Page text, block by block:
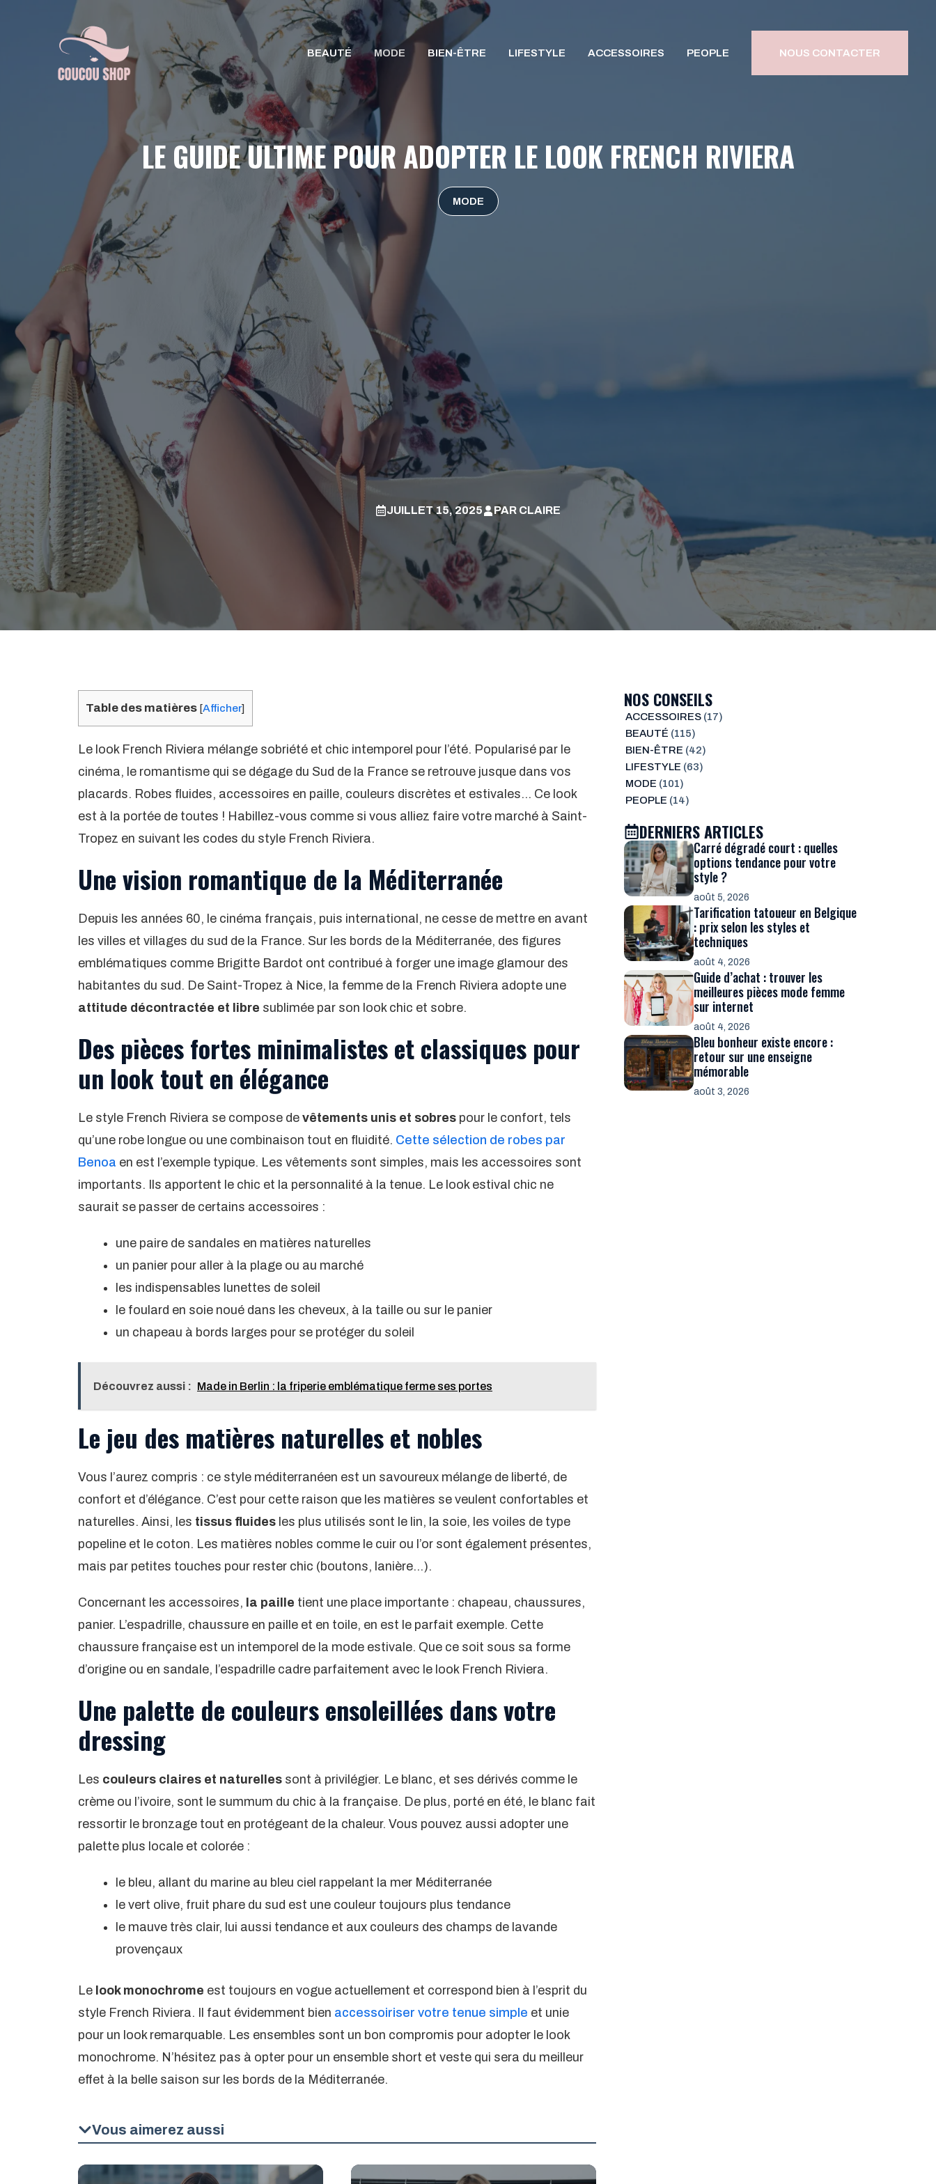
BEAUTÉ MODE BIEN-ÊTRE LIFESTYLE ACCESSOIRES PEOPLE NOUS CONTACTER
LE GUIDE ULTIME POUR ADOPTER LE LOOK FRENCH RIVIERA
MODE
JUILLET 15, 2025 PAR CLAIRE
Table des matières [Afficher]
Le look French Riviera mélange sobriété et chic intemporel pour l’été. Popularisé par le
cinéma, le romantisme qui se dégage du Sud de la France se retrouve jusque dans vos
placards. Robes fluides, accessoires en paille, couleurs discrètes et estivales… Ce look
est à la portée de toutes ! Habillez-vous comme si vous alliez faire votre marché à Saint-
Tropez en suivant les codes du style French Riviera.
Une vision romantique de la Méditerranée
Depuis les années 60, le cinéma français, puis international, ne cesse de mettre en avant
les villes et villages du sud de la France. Sur les bords de la Méditerranée, des figures
emblématiques comme Brigitte Bardot ont contribué à forger une image glamour des
habitantes du sud. De Saint-Tropez à Nice, la femme de la French Riviera adopte une
attitude décontractée et libre sublimée par son look chic et sobre.
Des pièces fortes minimalistes et classiques pour
un look tout en élégance
Le style French Riviera se compose de vêtements unis et sobres pour le confort, tels
qu’une robe longue ou une combinaison tout en fluidité. Cette sélection de robes par
Benoa en est l’exemple typique. Les vêtements sont simples, mais les accessoires sont
importants. Ils apportent le chic et la personnalité à la tenue. Le look estival chic ne
saurait se passer de certains accessoires :
une paire de sandales en matières naturelles
un panier pour aller à la plage ou au marché
les indispensables lunettes de soleil
le foulard en soie noué dans les cheveux, à la taille ou sur le panier
un chapeau à bords larges pour se protéger du soleil
Découvrez aussi : Made in Berlin : la friperie emblématique ferme ses portes
Le jeu des matières naturelles et nobles
Vous l’aurez compris : ce style méditerranéen est un savoureux mélange de liberté, de
confort et d’élégance. C’est pour cette raison que les matières se veulent confortables et
naturelles. Ainsi, les tissus fluides les plus utilisés sont le lin, la soie, les voiles de type
popeline et le coton. Les matières nobles comme le cuir ou l’or sont également présentes,
mais par petites touches pour rester chic (boutons, lanière…).
Concernant les accessoires, la paille tient une place importante : chapeau, chaussures,
panier. L’espadrille, chaussure en paille et en toile, en est le parfait exemple. Cette
chaussure française est un intemporel de la mode estivale. Que ce soit sous sa forme
d’origine ou en sandale, l’espadrille cadre parfaitement avec le look French Riviera.
Une palette de couleurs ensoleillées dans votre
dressing
Les couleurs claires et naturelles sont à privilégier. Le blanc, et ses dérivés comme le
crème ou l’ivoire, sont le summum du chic à la française. De plus, porté en été, le blanc fait
ressortir le bronzage tout en protégeant de la chaleur. Vous pouvez aussi adopter une
palette plus locale et colorée :
le bleu, allant du marine au bleu ciel rappelant la mer Méditerranée
le vert olive, fruit phare du sud est une couleur toujours plus tendance
le mauve très clair, lui aussi tendance et aux couleurs des champs de lavande
provençaux
Le look monochrome est toujours en vogue actuellement et correspond bien à l’esprit du
style French Riviera. Il faut évidemment bien accessoiriser votre tenue simple et unie
pour un look remarquable. Les ensembles sont un bon compromis pour adopter le look
monochrome. N’hésitez pas à opter pour un ensemble short et veste qui sera du meilleur
effet à la belle saison sur les bords de la Méditerranée.
Vous aimerez aussi
NOS CONSEILS
ACCESSOIRES(17)
BEAUTÉ (115)
BIEN-ÊTRE (42)
LIFESTYLE (63)
MODE (101)
PEOPLE (14)
DERNIERS ARTICLES
Carré dégradé court : quelles
options tendance pour votre
style ?
août 5, 2026
Tarification tatoueur en Belgique
: prix selon les styles et
techniques
août 4, 2026
Guide d’achat : trouver les
meilleures pièces mode femme
sur internet
août 4, 2026
Bleu bonheur existe encore :
retour sur une enseigne
mémorable
août 3, 2026